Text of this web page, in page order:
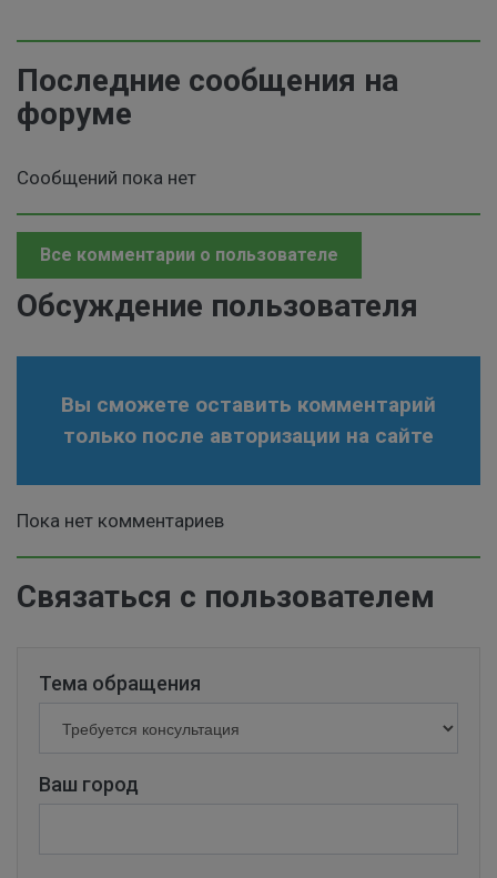
Последние сообщения на
форуме
Сообщений пока нет
Все комментарии о пользователе
Обсуждение пользователя
Вы сможете оставить комментарий
только после авторизации на сайте
Пока нет комментариев
Связаться с пользователем
Тема обращения
Ваш город